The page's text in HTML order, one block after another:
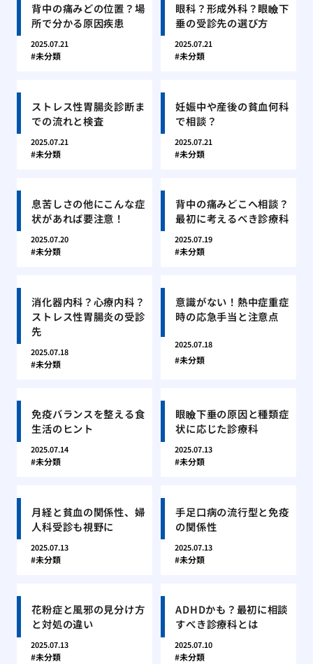
背中の痛みどの位置？場
所で分かる原因疾患
2025.07.21
未分類
眼科？形成外科？眼瞼下
垂の受診先の選び方
2025.07.21
未分類
ストレス性胃腸炎診断ま
での流れと検査
2025.07.21
未分類
妊娠中や産後の貧血何科
で相談？
2025.07.21
未分類
息苦しさの他にこんな症
状があれば要注意！
2025.07.20
未分類
背中の痛みどこへ相談？
最初に考えるべき診療科
2025.07.19
未分類
消化器内科？心療内科？
ストレス性胃腸炎の受診
先
2025.07.18
未分類
意識がない！熱中症重症
時の応急手当と注意点
2025.07.18
未分類
免疫バランスを整える食
生活のヒント
2025.07.14
未分類
眼瞼下垂の原因と種類症
状に応じた診療科
2025.07.13
未分類
月経と貧血の関係性、婦
人科受診も視野に
2025.07.13
未分類
手足口病の流行型と免疫
の関係性
2025.07.13
未分類
花粉症と風邪の見分け方
と対処の違い
2025.07.13
未分類
ADHDかも？最初に相談
すべき診療科とは
2025.07.10
未分類